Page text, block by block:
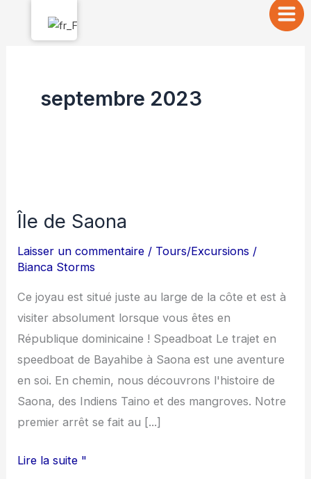
septembre 2023
Île de Saona
Laisser un commentaire / Tours/Excursions /
Bianca Storms
Ce joyau est situé juste au large de la côte et est à
visiter absolument lorsque vous êtes en
République dominicaine ! Speadboat Le trajet en
speedboat de Bayahibe à Saona est une aventure
en soi. En chemin, nous découvrons l'histoire de
Saona, des Indiens Taino et des mangroves. Notre
premier arrêt se fait au [...]
Saona
Lire la suite "